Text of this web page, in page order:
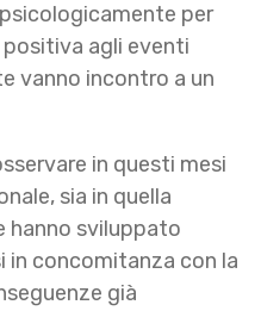
per
agli eventi
vanno incontro a un
in questi mesi
sia in quella
hanno sviluppato
in concomitanza con la
già